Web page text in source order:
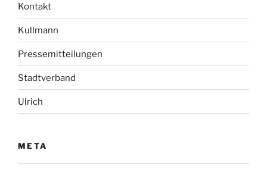
Kontakt
Kullmann
Pressemitteilungen
Stadtverband
Ulrich
META